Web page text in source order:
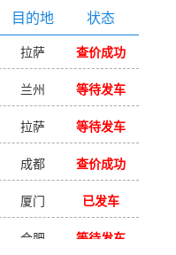
目的地 状态
拉萨 查价成功
兰州 等待发车
拉萨 等待发车
成都 查价成功
厦门 已发车
合肥 等待发车